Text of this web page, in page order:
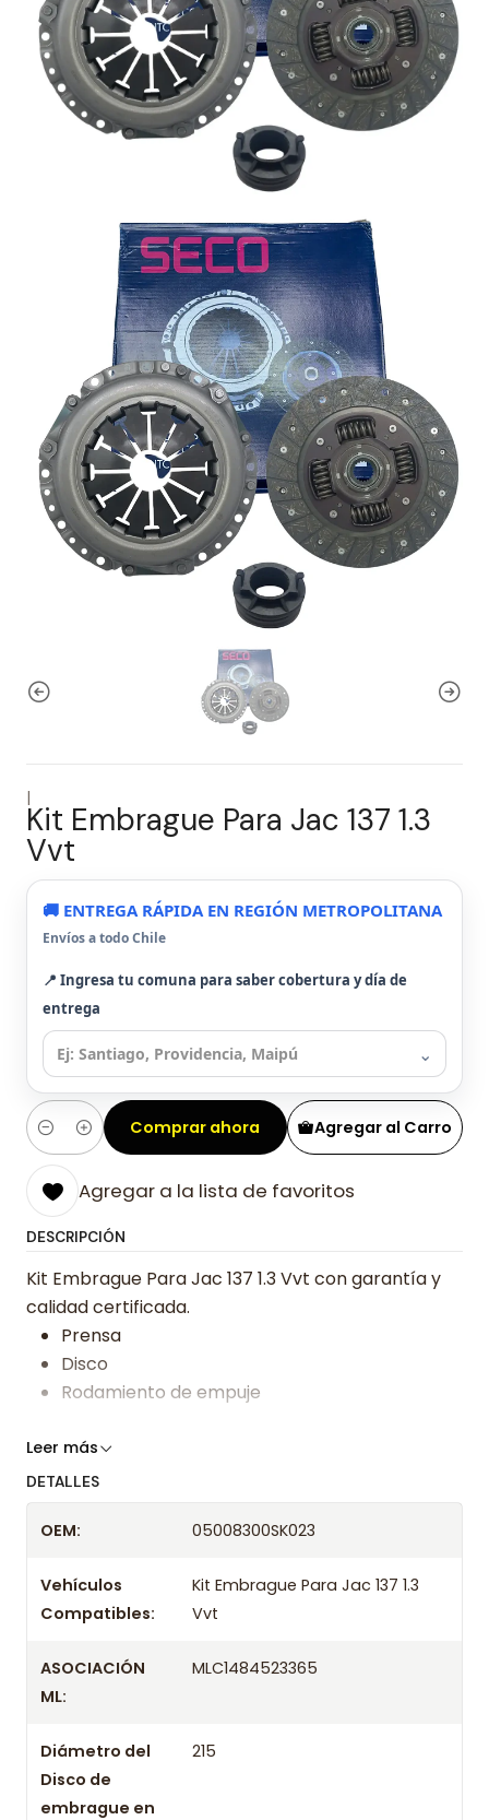
|
Kit Embrague Para Jac 137 1.3
Vvt
🚚 ENTREGA RÁPIDA EN REGIÓN METROPOLITANA
Envíos a todo Chile
📍 Ingresa tu comuna para saber cobertura y día de
entrega
⌄
Cantidad
Agregar al Carro
Comprar ahora
Agregar a la lista de favoritos
DESCRIPCIÓN
Kit Embrague Para Jac 137 1.3 Vvt con garantía y
calidad certificada.
Prensa
Disco
Rodamiento de empuje
Somos especialistas en embragues desde 2019,
tienda previo correo de confirmación.
Leer más
DETALLES
OEM: 05008300SK023
Vehículos
Compatibles:
Kit Embrague Para Jac 137 1.3
Vvt
ASOCIACIÓN
ML:
MLC1484523365
Diámetro del
Disco de
embrague en
215